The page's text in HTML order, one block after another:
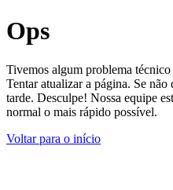
Ops
Tivemos algum problema
Tentar atualizar a página. Se
tarde. Desculpe! Nossa equipe
normal o mais rápido possível.
Voltar para o início